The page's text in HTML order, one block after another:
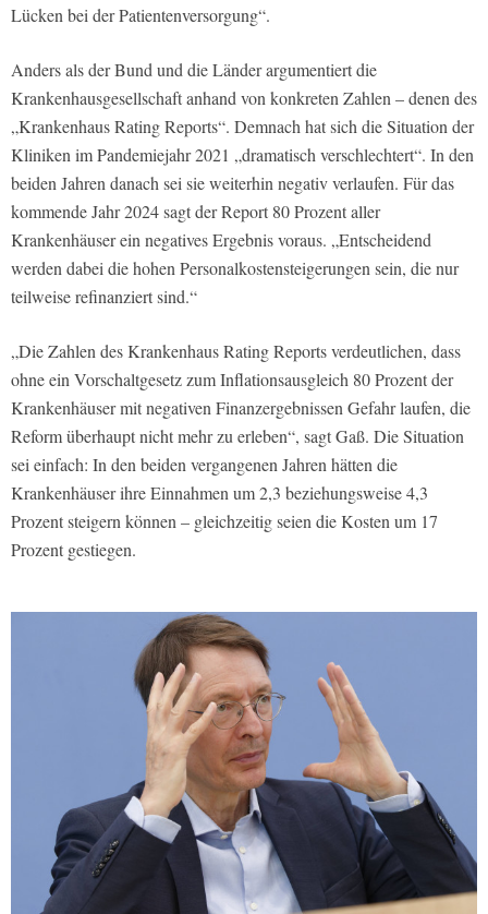
Lücken bei der Patientenversorgung“.
Anders als der Bund und die Länder argumentiert die
Krankenhausgesellschaft anhand von konkreten Zahlen – denen des
„Krankenhaus Rating Reports“. Demnach hat sich die Situation der
Kliniken im Pandemiejahr 2021 „dramatisch verschlechtert“. In den
beiden Jahren danach sei sie weiterhin negativ verlaufen. Für das
kommende Jahr 2024 sagt der Report 80 Prozent aller
Krankenhäuser ein negatives Ergebnis voraus. „Entscheidend
werden dabei die hohen Personalkostensteigerungen sein, die nur
teilweise refinanziert sind.“
„Die Zahlen des Krankenhaus Rating Reports verdeutlichen, dass
ohne ein Vorschaltgesetz zum Inflationsausgleich 80 Prozent der
Krankenhäuser mit negativen Finanzergebnissen Gefahr laufen, die
Reform überhaupt nicht mehr zu erleben“, sagt Gaß. Die Situation
sei einfach: In den beiden vergangenen Jahren hätten die
Krankenhäuser ihre Einnahmen um 2,3 beziehungsweise 4,3
Prozent steigern können – gleichzeitig seien die Kosten um 17
Prozent gestiegen.